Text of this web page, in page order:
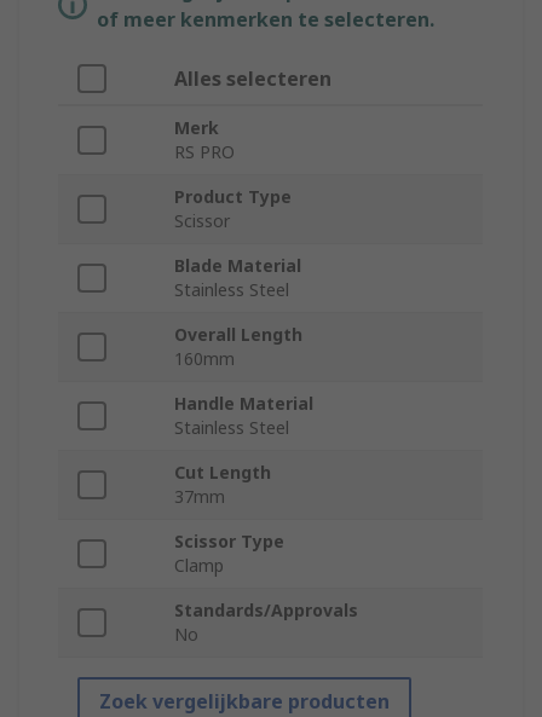
of meer kenmerken te selecteren.
Alles selecteren
Merk
RS PRO
Product Type
Scissor
Blade Material
Stainless Steel
Overall Length
160mm
Handle Material
Stainless Steel
Cut Length
37mm
Scissor Type
Clamp
Standards/Approvals
No
Zoek vergelijkbare producten